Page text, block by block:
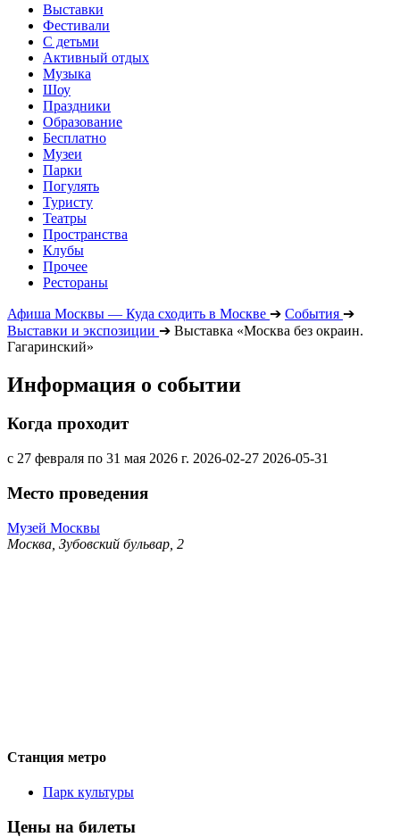
Выставки
Фестивали
С детьми
Активный отдых
Музыка
Шоу
Праздники
Образование
Бесплатно
Музеи
Парки
Погулять
Туристу
Театры
Пространства
Клубы
Прочее
Рестораны
Афиша Москвы — Куда сходить в Москве ➔ События ➔
Выставки и экспозиции ➔ Выставка «Москва без окраин.
Гагаринский»
Информация о событии
Когда проходит
с 27 февраля по 31 мая 2026 г. 2026-02-27 2026-05-31
Место проведения
Музей Москвы
Москва, Зубовский бульвар, 2
Станция метро
Парк культуры
Цены на билеты